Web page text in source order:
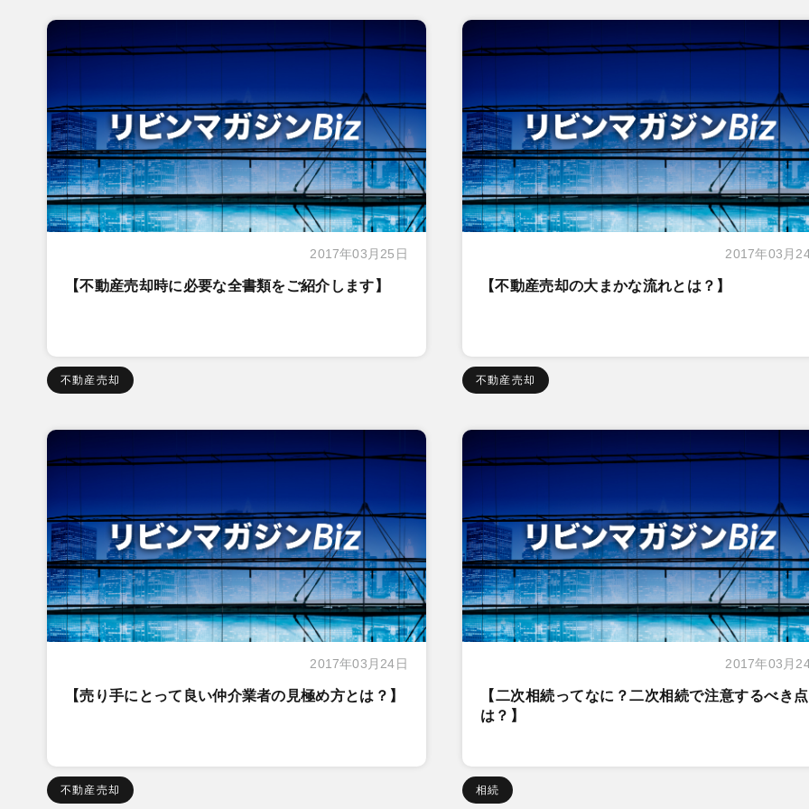
2017年03月25日
【不動産売却時に必要な全書類をご紹介します】
不動産売却
2017年03月
【不動産売却の大まかな流れとは？】
不動産売却
2017年03月24日
【売り手にとって良い仲介業者の見極め方とは？】
不動産売却
2017年03月
【二次相続ってなに？二次相続で注意するべき
は？】
相続